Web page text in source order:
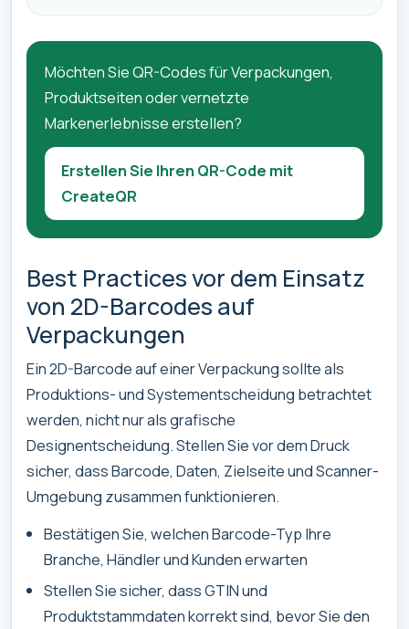
Möchten Sie QR-Codes für Verpackungen,
Produktseiten oder vernetzte
Markenerlebnisse erstellen?
Erstellen Sie Ihren QR-Code mit
CreateQR
Best Practices vor dem Einsatz
von 2D-Barcodes auf
Verpackungen
Ein 2D-Barcode auf einer Verpackung sollte als
Produktions- und Systementscheidung betrachtet
werden, nicht nur als grafische
Designentscheidung. Stellen Sie vor dem Druck
sicher, dass Barcode, Daten, Zielseite und Scanner-
Umgebung zusammen funktionieren.
Bestätigen Sie, welchen Barcode-Typ Ihre
Branche, Händler und Kunden erwarten
Stellen Sie sicher, dass GTIN und
Produktstammdaten korrekt sind, bevor Sie den